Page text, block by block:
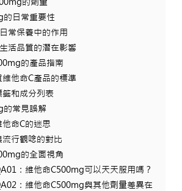
的日常重要性
常保養中的作用
活品質的潛在影響
的產品指南
他命C產品的標準
籤和成分列表
的常見誤解
命C的迷思
行觀唸的對比
的全面視角
：維他命C500mg可以天天服用嗎？
：維他命C500mg與其他劑量差異在